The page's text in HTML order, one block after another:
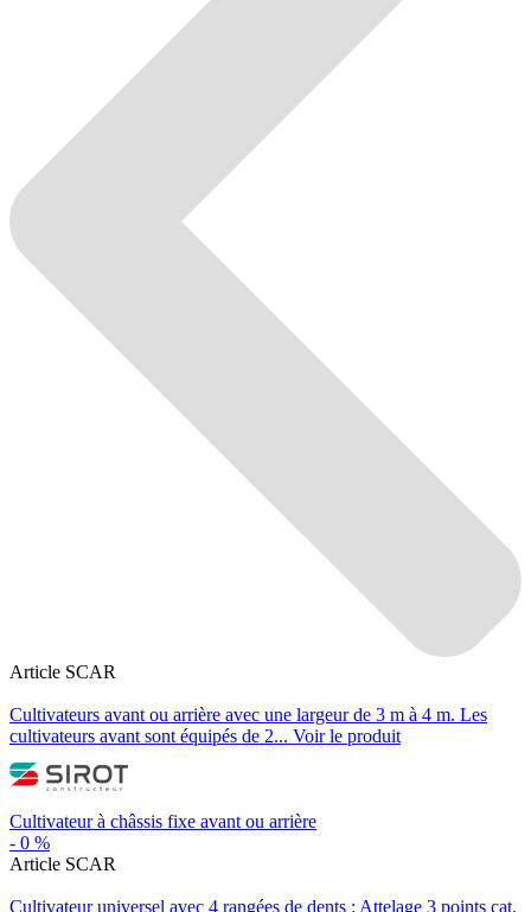
Article SCAR
Cultivateurs avant ou arrière avec une largeur de 3 m à 4 m. Les
cultivateurs avant sont équipés de 2... Voir le produit
Cultivateur à châssis fixe avant ou arrière
- 0 %
Article SCAR
Cultivateur universel avec 4 rangées de dents : Attelage 3 points cat.